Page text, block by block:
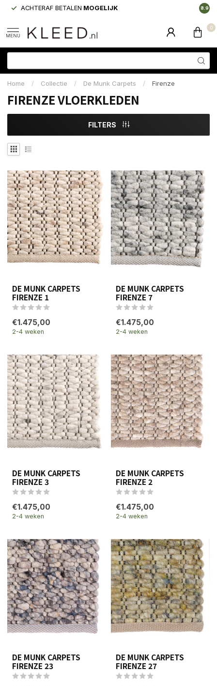
ACHTERAF BETALEN MOGELIJK 8.9
MENU
0
Home / Collectie / De Munk Carpets / Firenze
FIRENZE VLOERKLEDEN
FILTERS
DE MUNK CARPETS
FIRENZE 1
€1.475,00
2-4 weken
DE MUNK CARPETS
FIRENZE 7
€1.475,00
2-4 weken
DE MUNK CARPETS
FIRENZE 3
€1.475,00
2-4 weken
DE MUNK CARPETS
FIRENZE 2
€1.475,00
2-4 weken
DE MUNK CARPETS
FIRENZE 23
DE MUNK CARPETS
FIRENZE 27